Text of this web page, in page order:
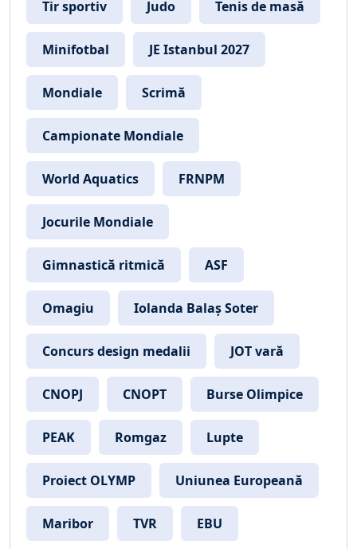
Tir sportiv Judo Tenis de masă
Minifotbal JE Istanbul 2027
Mondiale Scrimă
Campionate Mondiale
World Aquatics FRNPM
Jocurile Mondiale
Gimnastică ritmică ASF
Omagiu Iolanda Balaș Soter
Concurs design medalii JOT vară
CNOPJ CNOPT Burse Olimpice
PEAK Romgaz Lupte
Proiect OLYMP Uniunea Europeană
Maribor TVR EBU